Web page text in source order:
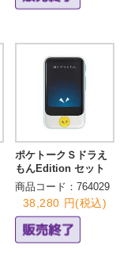
ポケトークＳドラえ
もんEdition セット
商品コード：764029
38,280 円(税込)